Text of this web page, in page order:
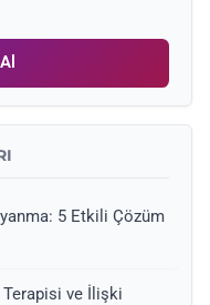
5 Etkili Çözüm
ve İlişki